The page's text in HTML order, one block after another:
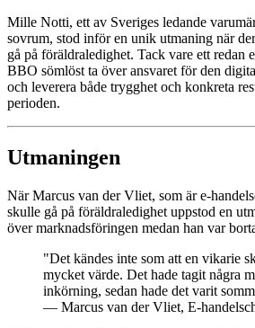
Mille Notti, ett av Sveriges ledande
sovrum, stod inför en unik utmaning när
gå på föräldraledighet. Tack vare ett redan
BBO sömlöst ta över ansvaret för den
och leverera både trygghet och konkreta
perioden.
Utmaningen
När Marcus van der Vliet, som är e-
skulle gå på föräldraledighet uppstod en
över marknadsföringen medan han var
"Det kändes inte som att en vikarie
mycket värde. Det hade tagit några
inkörning, sedan hade det varit
— Marcus van der Vliet, E-